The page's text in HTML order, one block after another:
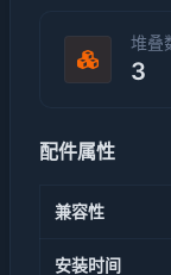
堆叠
3
配件属性
兼容性
安装时间